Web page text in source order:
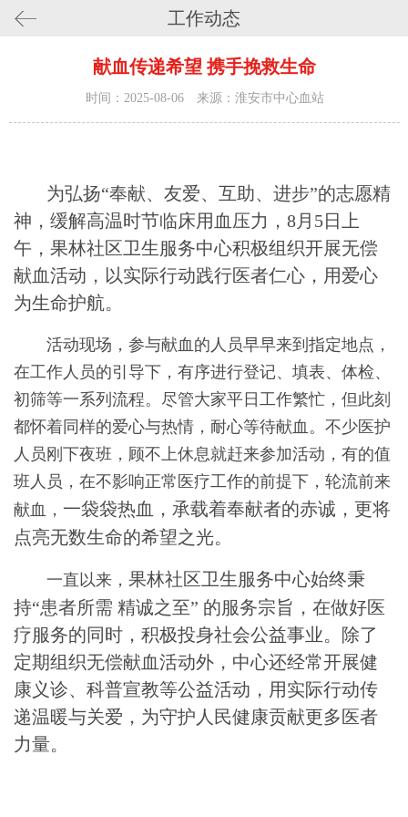
工作动态
献血传递希望 携手挽救生命
时间：2025-08-06 来源：淮安市中心血站
为弘扬“奉献、友爱、互助、进步”的志愿精
神，缓解高温时节临床用血压力， 8月5日上
午，果林社区卫生服务中心积极组织开展无偿
献血活动， 以实际行动践行医者仁心，用爱心
为生命护航。
活动现场，参与献血的人员早早来到指定地点，
在工作人员的引导下，有序进行登记、填表、体检、
初筛等一系列流程。尽管大家平日工作繁忙，但此刻
都怀着同样的爱心与热情，耐心等待献血。不少医护
人员刚下夜班，顾不上休息就赶来参加活动，有的值
班人员，在不影响正常医疗工作的前提下，轮流前来
献血， 一袋袋热血，承载着奉献者的赤诚，更将
点亮无数生命的希望之光。
一直以来， 果林社区卫生服务中心始终秉
持“患者所需 精诚之至” 的服务宗旨，在做好医
疗服务的同时，积极投身社会公益事业。除了
定期组织无偿献血活动外，中心还经常开展健
康义诊、科普宣教等公益活动，用实际行动传
递温暖与关爱， 为守护人民健康贡献更多医者
力量。